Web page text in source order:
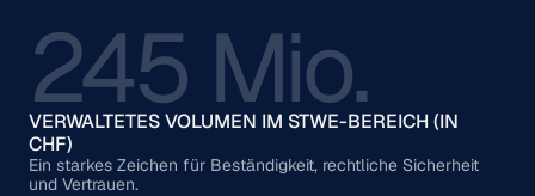
245 Mio.
VERWALTETES VOLUMEN IM STWE-BEREICH (IN
CHF)
Ein starkes Zeichen für Beständigkeit, rechtliche Sicherheit
und Vertrauen.